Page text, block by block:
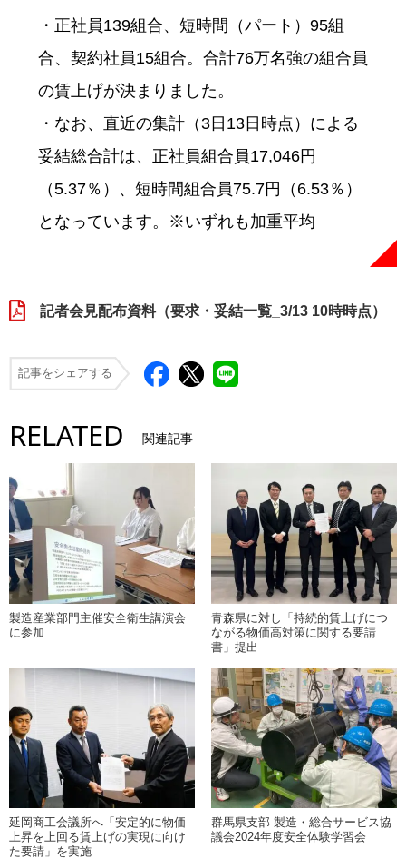
・正社員139組合、短時間（パート）95組
合、契約社員15組合。合計76万名強の組合員
の賃上げが決まりました。
・なお、直近の集計（3日13日時点）による
妥結総合計は、正社員組合員17,046円
（5.37％）、短時間組合員75.7円（6.53％）
となっています。※いずれも加重平均
記者会見配布資料（要求・妥結一覧_3/13 10時時点）
記事をシェアする
RELATED 関連記事
製造産業部門主催安全衛生講演会
に参加
青森県に対し「持続的賃上げにつ
ながる物価高対策に関する要請
書」提出
延岡商工会議所へ「安定的に物価
上昇を上回る賃上げの実現に向け
た要請」を実施
群馬県支部 製造・総合サービス協
議会2024年度安全体験学習会